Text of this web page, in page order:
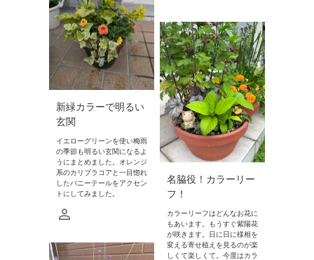
新緑カラーで明るい
玄関
イエローグリーンを使い梅雨
の季節も明るい玄関になるよ
うにまとめました。オレンジ
系のカリブラコアと一目惚れ
したバニーテールをアクセン
トにしてみました。
名脇役！カラーリー
フ！
カラーリーフはどんなお花に
もあいます。もうすぐ紫陽花
が咲きます。日に日に様相を
変える寄せ植えを見るのが楽
しくて楽しくて。今度はカラ